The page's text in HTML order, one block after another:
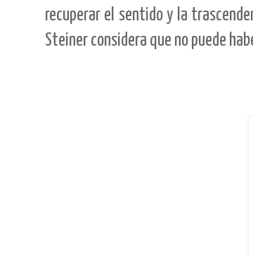
recuperar el sentido y la
Steiner considera que no puede